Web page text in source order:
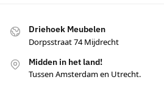
Driehoek Meubelen
Dorpsstraat 74 Mijdrecht
Midden in het land!
Tussen Amsterdam en Utrecht.